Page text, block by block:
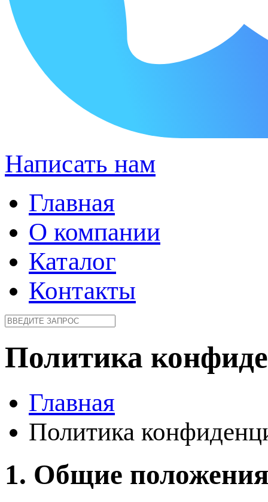
Написать нам
Главная
О компании
Каталог
Контакты
Политика
Главная
Политика
1. Общие положения